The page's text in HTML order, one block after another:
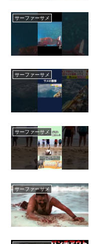
サーファーサメ
サーファーサメ
サーファーサメ
サーファーサメ